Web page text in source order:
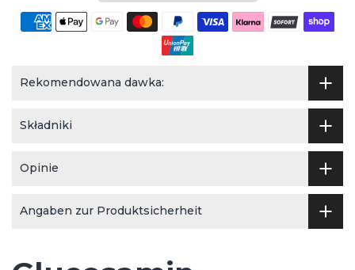
Rekomendowana dawka:
Składniki
Opinie
Angaben zur Produktsicherheit